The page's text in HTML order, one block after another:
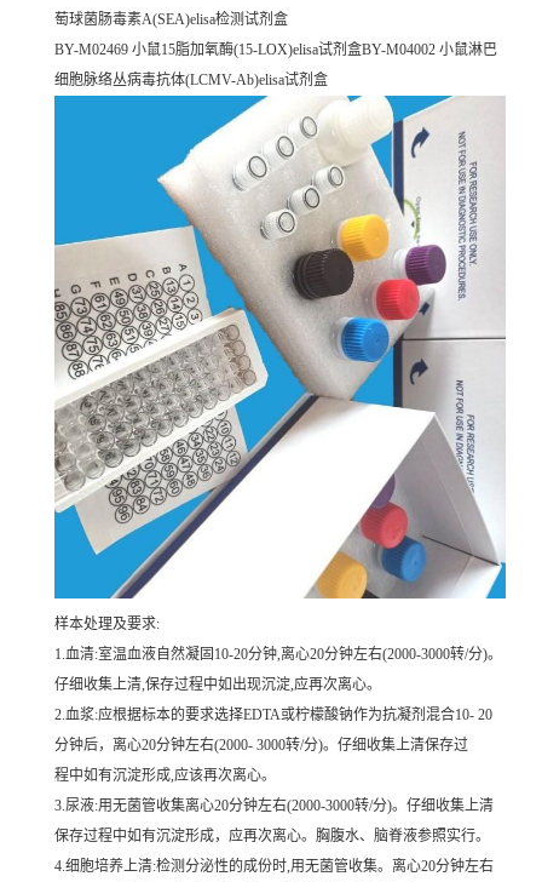
萄球菌肠毒素A(SEA)elisa检测试剂盒
BY-M02469 小鼠15脂加氧酶(15-LOX)elisa试剂盒BY-M04002 小鼠淋巴
细胞脉络丛病毒抗体(LCMV-Ab)elisa试剂盒
样本处理及要求:
1.血清:室温血液自然凝固10-20分钟,离心20分钟左右(2000-3000转/分)。
仔细收集上清,保存过程中如出现沉淀,应再次离心。
2.血浆:应根据标本的要求选择EDTA或柠檬酸钠作为抗凝剂混合10- 20
分钟后，离心20分钟左右(2000- 3000转/分)。仔细收集上清保存过
程中如有沉淀形成,应该再次离心。
3.尿液:用无菌管收集离心20分钟左右(2000-3000转/分)。仔细收集上清
保存过程中如有沉淀形成，应再次离心。胸腹水、脑脊液参照实行。
4.细胞培养上清:检测分泌性的成份时,用无菌管收集。离心20分钟左右